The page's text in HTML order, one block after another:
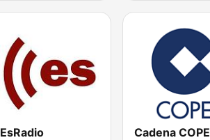
EsRadio Cadena COPE